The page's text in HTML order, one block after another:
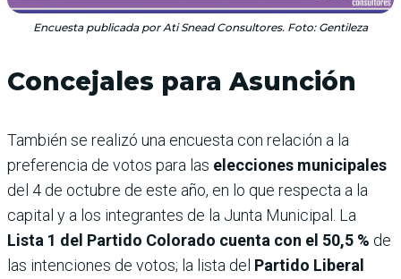
Encuesta publicada por Ati Snead Consultores. Foto: Gentileza
Concejales para Asunción
También se realizó una encuesta con relación a la
preferencia de votos para las elecciones municipales
del 4 de octubre de este año, en lo que respecta a la
capital y a los integrantes de la Junta Municipal. La
Lista 1 del Partido Colorado cuenta con el 50,5 % de
las intenciones de votos; la lista del Partido Liberal